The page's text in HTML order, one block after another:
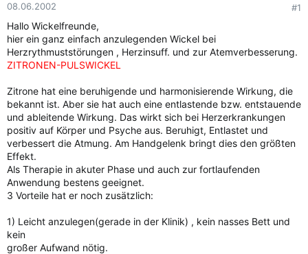
08.06.2002 #1
Hallo Wickelfreunde,
hier ein ganz einfach anzulegenden Wickel bei
Herzrythmuststörungen , Herzinsuff. und zur Atemverbesserung.
ZITRONEN-PULSWICKEL
Zitrone hat eine beruhigende und harmonisierende Wirkung, die
bekannt ist. Aber sie hat auch eine entlastende bzw. entstauende
und ableitende Wirkung. Das wirkt sich bei Herzerkrankungen
positiv auf Körper und Psyche aus. Beruhigt, Entlastet und
verbessert die Atmung. Am Handgelenk bringt dies den größten
Effekt.
Als Therapie in akuter Phase und auch zur fortlaufenden
Anwendung bestens geeignet.
3 Vorteile hat er noch zusätzlich:
1) Leicht anzulegen(gerade in der Klinik) , kein nasses Bett und
kein
großer Aufwand nötig.